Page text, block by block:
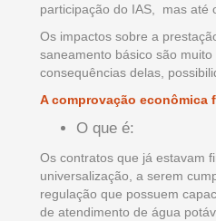
participação do IAS, mas até
Os impactos sobre a
saneamento básico são
consequências delas,
A comprovação econômica
O que é:
Os contratos que já estavam
universalização, a serem
regulação que possuem
de atendimento de água